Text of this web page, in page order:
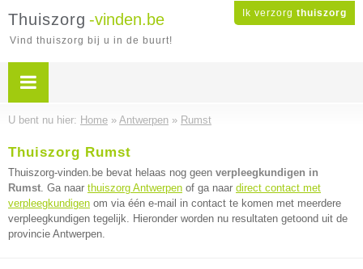
Ik verzorg thuiszorg
Thuiszorg -vinden.be
Vind thuiszorg bij u in de buurt!
U bent nu hier: Home » Antwerpen » Rumst
Thuiszorg Rumst
Thuiszorg-vinden.be bevat helaas nog geen verpleegkundigen in
Rumst. Ga naar thuiszorg Antwerpen of ga naar direct contact met
verpleegkundigen om via één e-mail in contact te komen met meerdere
verpleegkundigen tegelijk. Hieronder worden nu resultaten getoond uit de
provincie Antwerpen.